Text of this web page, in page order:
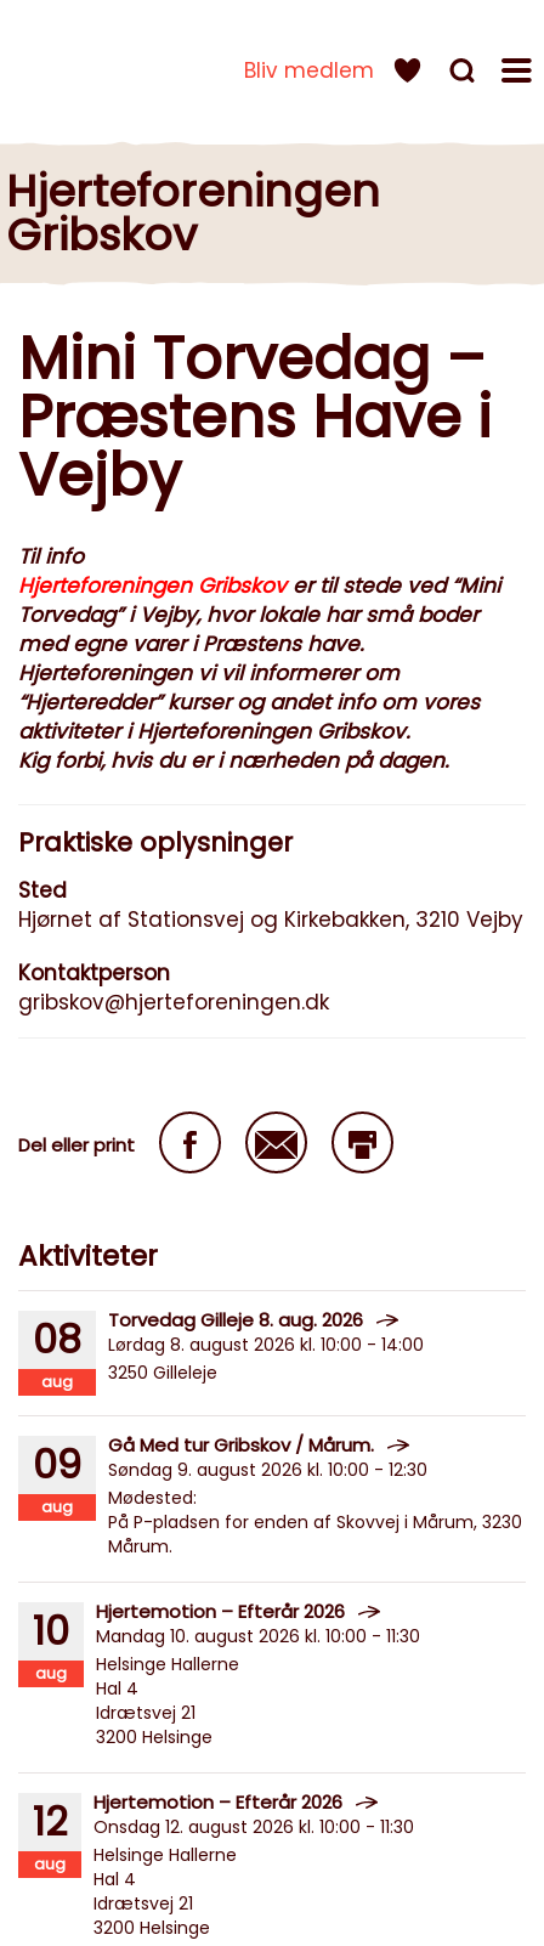
Bliv medlem
Hjerteforeningen
Gribskov
Mini Torvedag –
Præstens Have i
Vejby
Til info
Hjerteforeningen Gribskover til stede ved “Mini
Torvedag” i Vejby, hvor lokale har små boder
med egne varer i Præstens have.
Hjerteforeningen vi vil informerer om
“Hjerteredder” kurser og andet info om vores
aktiviteter i Hjerteforeningen Gribskov.
Kig forbi, hvis du er i nærheden på dagen.
Praktiske oplysninger
Sted
Hjørnet af Stationsvej og Kirkebakken, 3210 Vejby
Kontaktperson
gribskov@hjerteforeningen.dk
Del eller print
Aktiviteter
08
aug
Torvedag Gilleje 8. aug. 2026
Lørdag 8. august 2026 kl. 10:00 - 14:00
3250 Gilleleje
09
aug
Gå Med tur Gribskov / Mårum.
Søndag 9. august 2026 kl. 10:00 - 12:30
Mødested:
På P-pladsen for enden af Skovvej i Mårum, 3230
Mårum.
10
aug
Hjertemotion – Efterår 2026
Mandag 10. august 2026 kl. 10:00 - 11:30
Helsinge Hallerne
Hal 4
Idrætsvej 21
3200 Helsinge
12
aug
Hjertemotion – Efterår 2026
Onsdag 12. august 2026 kl. 10:00 - 11:30
Helsinge Hallerne
Hal 4
Idrætsvej 21
3200 Helsinge